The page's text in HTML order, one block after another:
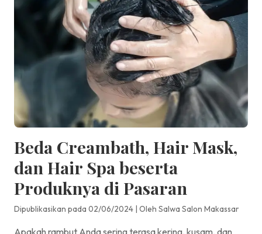
Beda Creambath, Hair Mask,
dan Hair Spa beserta
Produknya di Pasaran
Dipublikasikan pada 02/06/2024 | Oleh Salwa Salon Makassar